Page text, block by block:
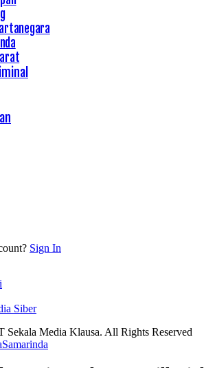
Sign In
Siber
Sekala Media Klausa. All Rights Reserved
Samarinda